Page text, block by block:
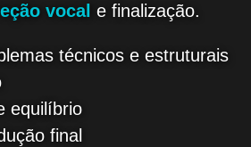
vocal e finalização.
técnicos e estruturais
equilíbrio
final